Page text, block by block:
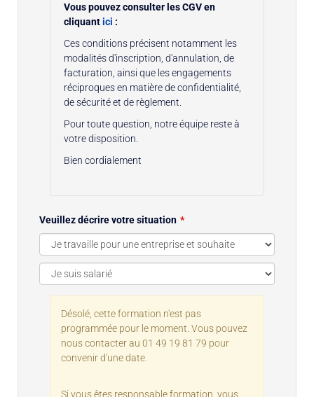
Vous pouvez consulter les CGV en
cliquantici :
Ces conditions précisent notamment les
modalités d'inscription, d'annulation, de
facturation, ainsi que les engagements
réciproques en matière de confidentialité,
de sécurité et de règlement.
Pour toute question, notre équipe reste à
votre disposition.
Bien cordialement
Veuillez décrire votre situation
Désolé, cette formation n'est pas
programmée pour le moment. Vous pouvez
nous contacter au 01 49 19 81 79 pour
convenir d'une date.
Si vous êtes responsable formation, vous